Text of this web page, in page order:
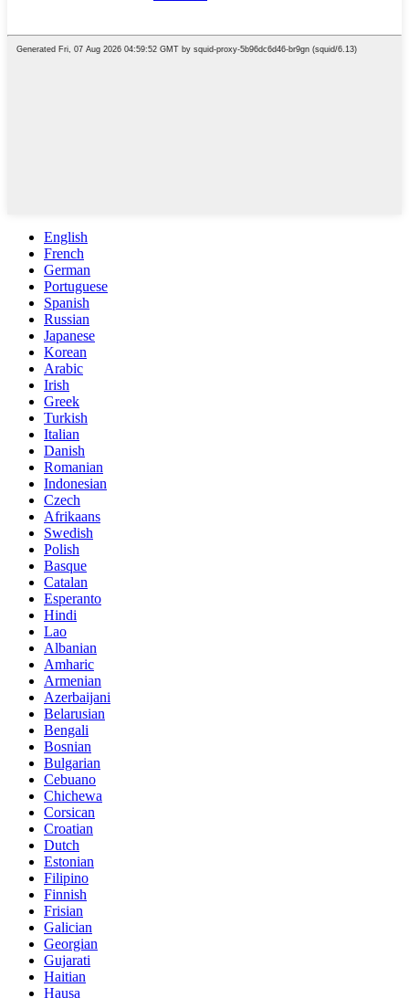
English
French
German
Portuguese
Spanish
Russian
Japanese
Korean
Arabic
Irish
Greek
Turkish
Italian
Danish
Romanian
Indonesian
Czech
Afrikaans
Swedish
Polish
Basque
Catalan
Esperanto
Hindi
Lao
Albanian
Amharic
Armenian
Azerbaijani
Belarusian
Bengali
Bosnian
Bulgarian
Cebuano
Chichewa
Corsican
Croatian
Dutch
Estonian
Filipino
Finnish
Frisian
Galician
Georgian
Gujarati
Haitian
Hausa